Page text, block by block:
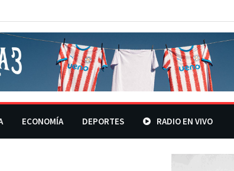
ECONOMÍA DEPORTES RADIO EN VIVO